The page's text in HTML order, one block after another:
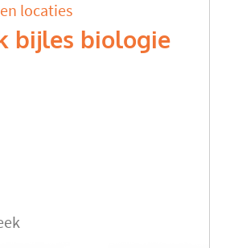
locaties
bijles biologie